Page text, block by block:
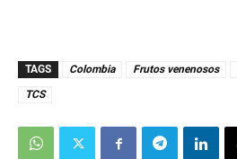
TAGS Colombia Frutos venenosos
TCS